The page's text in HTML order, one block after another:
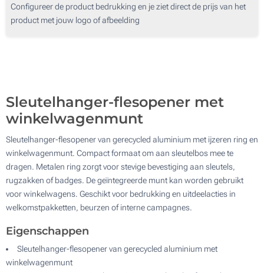
Lasergravering (Aan een kant)
500
Configureer de product bedrukking en je ziet direct de prijs van het
product met jouw logo of afbeelding
Sleutelhanger-flesopener met
winkelwagenmunt
Sleutelhanger-flesopener van gerecycled aluminium met ijzeren ring en
winkelwagenmunt. Compact formaat om aan sleutelbos mee te
dragen. Metalen ring zorgt voor stevige bevestiging aan sleutels,
rugzakken of badges. De geïntegreerde munt kan worden gebruikt
voor winkelwagens. Geschikt voor bedrukking en uitdeelacties in
welkomstpakketten, beurzen of interne campagnes.
Eigenschappen
Sleutelhanger-flesopener van gerecycled aluminium met
winkelwagenmunt